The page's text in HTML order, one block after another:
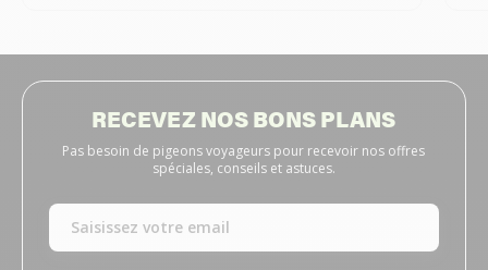
RECEVEZ NOS BONS PLANS
Pas besoin de pigeons voyageurs pour recevoir nos offres
spéciales, conseils et astuces.